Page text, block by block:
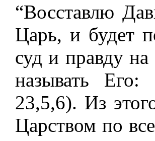
“Восставлю
Царь, и будет
суд и правду
называть
23,5,6). Из
Царством по